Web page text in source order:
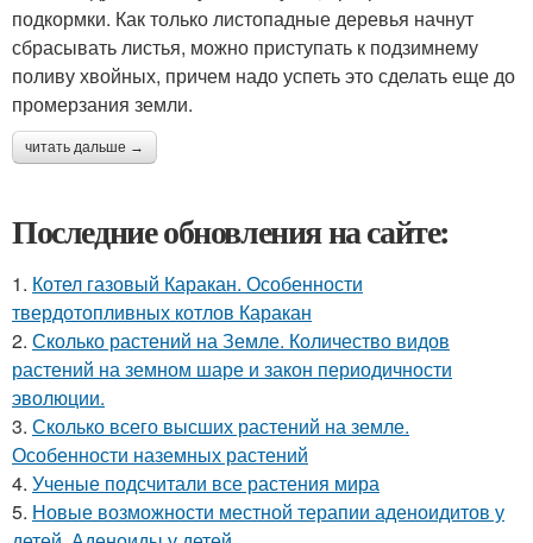
подкормки. Как только листопадные деревья начнут
сбрасывать листья, можно приступать к подзимнему
поливу хвойных, причем надо успеть это сделать еще до
промерзания земли.
читать дальше →
Последние обновления на сайте:
1. Котел газовый Каракан. Особенности
твердотопливных котлов Каракан
2. Сколько растений на Земле. Количество видов
растений на земном шаре и закон периодичности
эволюции.
3. Сколько всего высших растений на земле.
Особенности наземных растений
4. Ученые подсчитали все растения мира
5. Новые возможности местной терапии аденоидитов у